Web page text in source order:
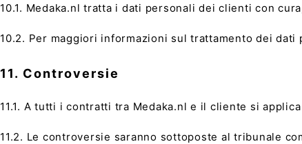
10.1. Medaka.nl tratta i dati personali dei clienti con
10.2. Per maggiori informazioni sul trattamento dei
11. Controversie
11.1. A tutti i contratti tra Medaka.nl e il cliente si
11.2. Le controversie saranno sottoposte al tribunale